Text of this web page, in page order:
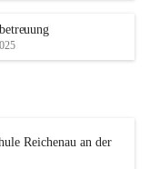
Reichenau an der